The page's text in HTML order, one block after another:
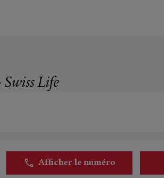
Life
Afficher le numéro